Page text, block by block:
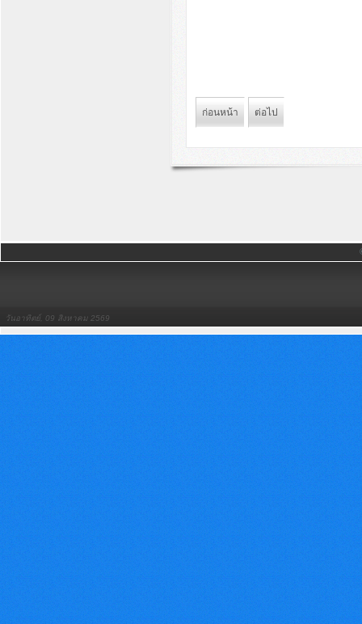
ก่อนหน้า ต่อไป
วันอาทิตย์, 09 สิงหาคม 2569